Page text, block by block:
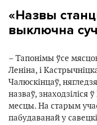
«Назвы
выключна
– Тапонімы ўсе
Леніна, і
Чалюскінцаў,
назваў, знаходзіліся
месцы. На старым
пабудаванай у